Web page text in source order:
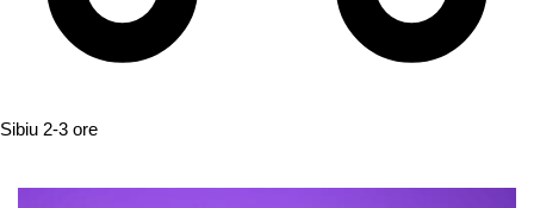
Sibiu 2-3 ore